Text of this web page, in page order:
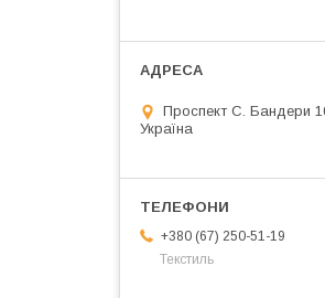
Проспект С. Бандери
Україна
+380 (67) 250-51-19
Текстиль